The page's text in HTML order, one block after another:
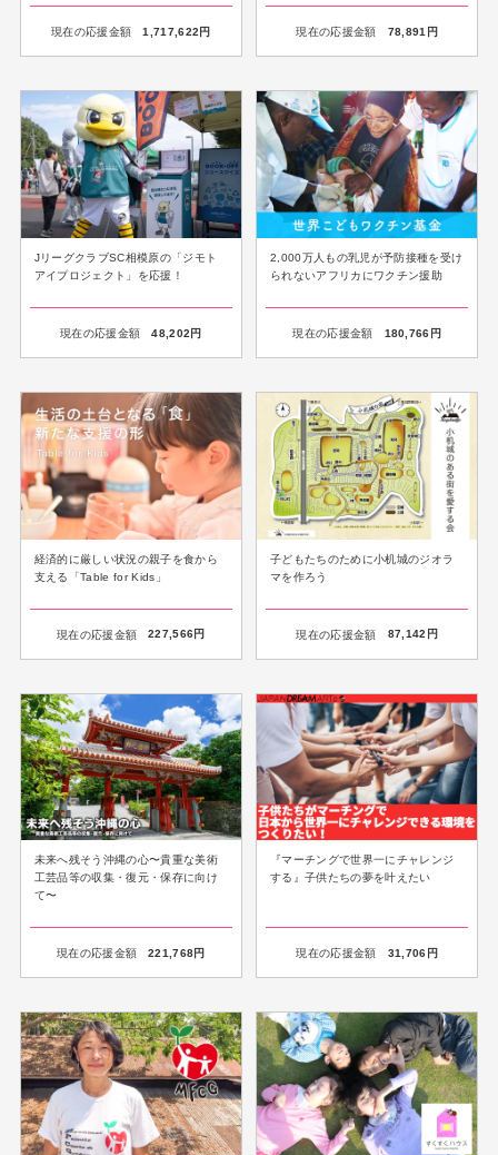
現在の応援金額 1,717,622 円 現在の応援金額 78,891 円
JリーグクラブSC相模原の「ジモト
アイプロジェクト」を応援！
現在の応援金額 48,202 円
2,000万人もの乳児が予防接種を受け
られないアフリカにワクチン援助
現在の応援金額 180,766 円
経済的に厳しい状況の親子を食から
支える「Table for Kids」
現在の応援金額 227,566円
子どもたちのために小机城のジオラ
マを作ろう
現在の応援金額 87,142 円
未来へ残そう沖縄の心〜貴重な美術
工芸品等の収集・復元・保存に向け
て〜
現在の応援金額 221,768円
『マーチングで世界一にチャレンジ
する』子供たちの夢を叶えたい
現在の応援金額 31,706 円